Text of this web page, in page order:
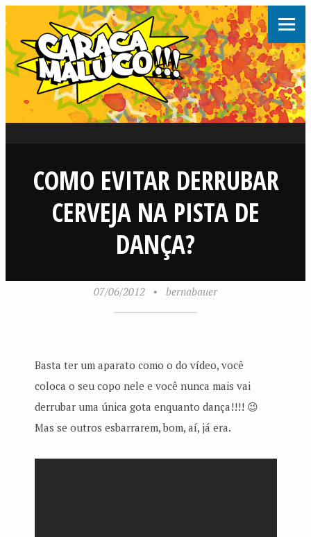
COMO EVITAR DERRUBAR
CERVEJA NA PISTA DE
DANÇA?
07/06/2012 • bernabauer
Basta ter um aparato como o do vídeo, você
coloca o seu copo nele e você nunca mais vai
derrubar uma única gota enquanto dança!!!! 😉
Mas se outros esbarrarem, bom, aí, já era.